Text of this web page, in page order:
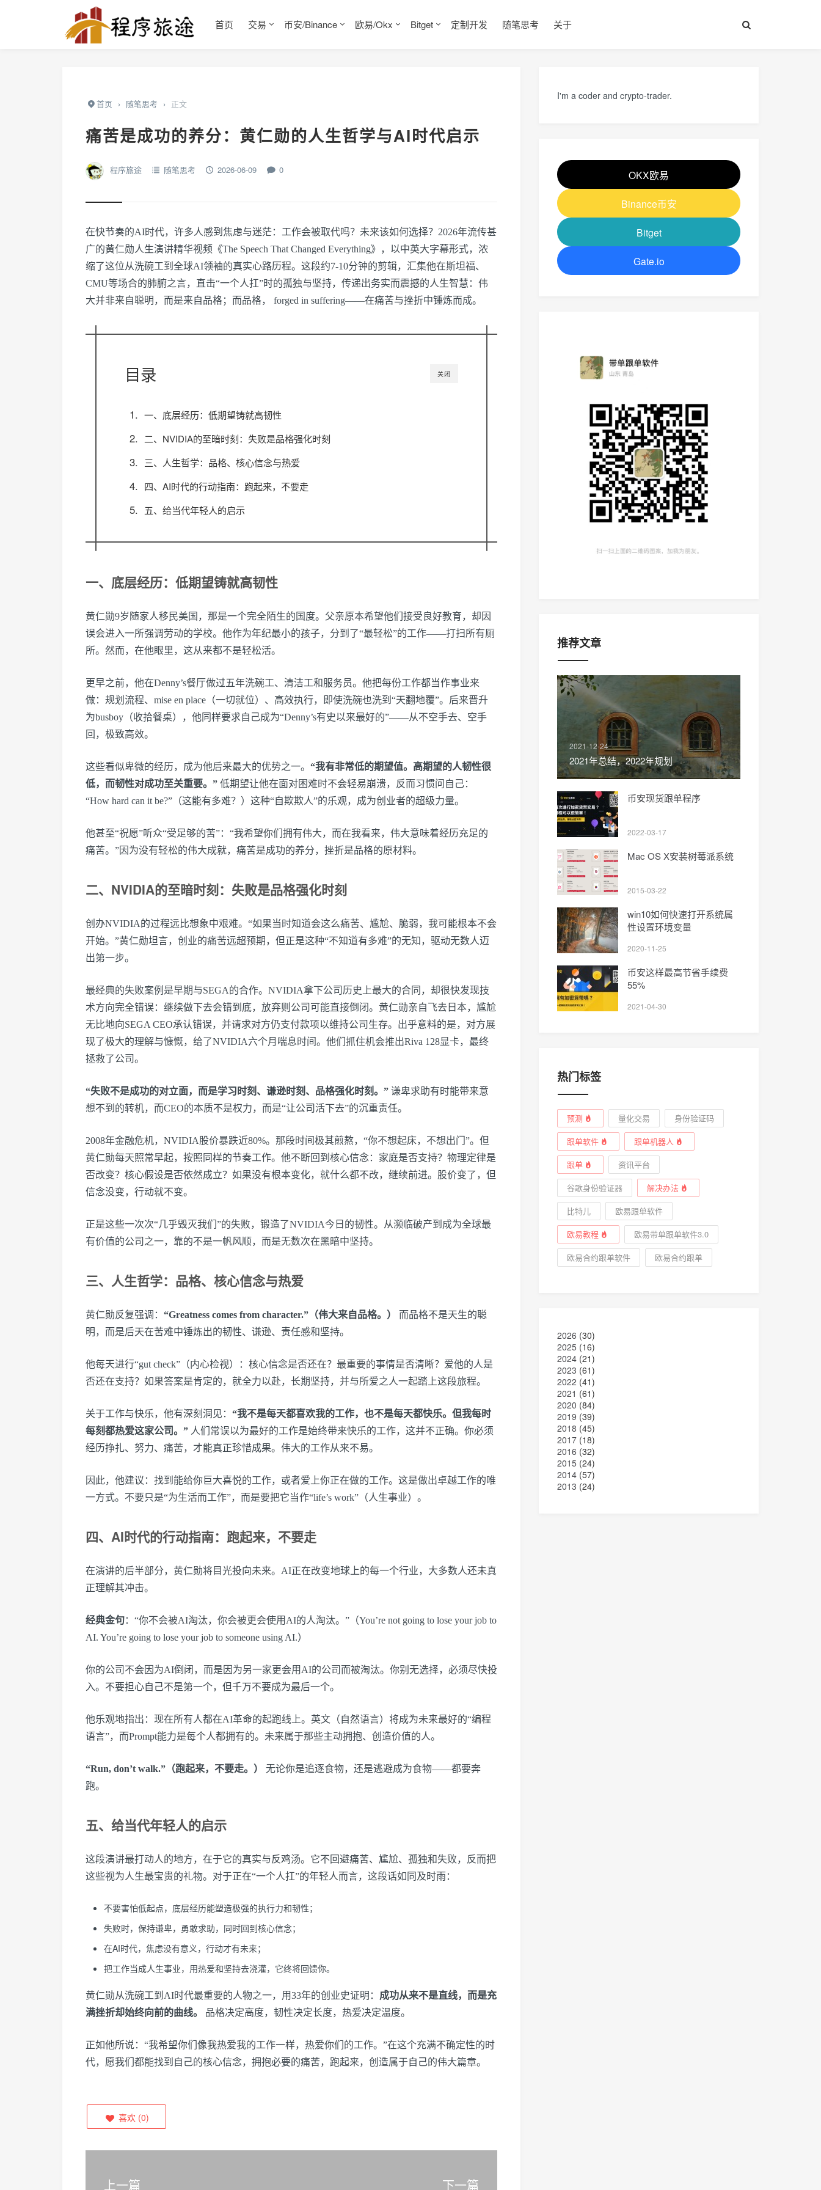
首页 交易 币安/Binance 欧易/Okx Bitget 定制开发 随笔思考 关于
首页 › 随笔思考 › 正文
痛苦是成功的养分：黄仁勋的人生哲学与AI时代启示
程序旅途 随笔思考 2026-06-09 0
在快节奏的AI时代，许多人感到焦虑与迷茫：工作会被取代吗？未来该如何选择？2026年流传甚
广的黄仁勋人生演讲精华视频《The Speech That Changed Everything》，以中英大字幕形式，浓
缩了这位从洗碗工到全球AI领袖的真实心路历程。这段约7-10分钟的剪辑，汇集他在斯坦福、
CMU等场合的肺腑之言，直击“一个人扛”时的孤独与坚持，传递出务实而震撼的人生智慧：伟
大并非来自聪明，而是来自品格；而品格， forged in suffering——在痛苦与挫折中锤炼而成。
关闭
目录
一、底层经历：低期望铸就高韧性
二、NVIDIA的至暗时刻：失败是品格强化时刻
三、人生哲学：品格、核心信念与热爱
四、AI时代的行动指南：跑起来，不要走
五、给当代年轻人的启示
一、底层经历：低期望铸就高韧性
黄仁勋9岁随家人移民美国，那是一个完全陌生的国度。父亲原本希望他们接受良好教育，却因
误会进入一所强调劳动的学校。他作为年纪最小的孩子，分到了“最轻松”的工作——打扫所有厕
所。然而，在他眼里，这从来都不是轻松活。
更早之前，他在Denny’s餐厅做过五年洗碗工、清洁工和服务员。他把每份工作都当作事业来
做：规划流程、mise en place（一切就位）、高效执行，即使洗碗也洗到“天翻地覆”。后来晋升
为busboy（收拾餐桌），他同样要求自己成为“Denny’s有史以来最好的”——从不空手去、空手
回，极致高效。
这些看似卑微的经历，成为他后来最大的优势之一。 “我有非常低的期望值。高期望的人韧性很
低，而韧性对成功至关重要。” 低期望让他在面对困难时不会轻易崩溃，反而习惯问自己：
“How hard can it be?”（这能有多难？）这种“自欺欺人”的乐观，成为创业者的超级力量。
他甚至“祝愿”听众“受足够的苦”：“我希望你们拥有伟大，而在我看来，伟大意味着经历充足的
痛苦。”因为没有轻松的伟大成就，痛苦是成功的养分，挫折是品格的原材料。
二、NVIDIA的至暗时刻：失败是品格强化时刻
创办NVIDIA的过程远比想象中艰难。“如果当时知道会这么痛苦、尴尬、脆弱，我可能根本不会
开始。”黄仁勋坦言，创业的痛苦远超预期，但正是这种“不知道有多难”的无知，驱动无数人迈
出第一步。
最经典的失败案例是早期与SEGA的合作。NVIDIA拿下公司历史上最大的合同，却很快发现技
术方向完全错误：继续做下去会错到底，放弃则公司可能直接倒闭。黄仁勋亲自飞去日本，尴尬
无比地向SEGA CEO承认错误，并请求对方仍支付款项以维持公司生存。出乎意料的是，对方展
现了极大的理解与慷慨，给了NVIDIA六个月喘息时间。他们抓住机会推出Riva 128显卡，最终
拯救了公司。
“失败不是成功的对立面，而是学习时刻、谦逊时刻、品格强化时刻。” 谦卑求助有时能带来意
想不到的转机，而CEO的本质不是权力，而是“让公司活下去”的沉重责任。
2008年金融危机，NVIDIA股价暴跌近80%。那段时间极其煎熬，“你不想起床，不想出门”。但
黄仁勋每天照常早起，按照同样的节奏工作。他不断回到核心信念：家庭是否支持？物理定律是
否改变？核心假设是否依然成立？如果没有根本变化，就什么都不改，继续前进。股价变了，但
信念没变，行动就不变。
正是这些一次次“几乎毁灭我们”的失败，锻造了NVIDIA今日的韧性。从濒临破产到成为全球最
有价值的公司之一，靠的不是一帆风顺，而是无数次在黑暗中坚持。
三、人生哲学：品格、核心信念与热爱
黄仁勋反复强调： “Greatness comes from character.”（伟大来自品格。）
而品格不是天生的聪
明，而是后天在苦难中锤炼出的韧性、谦逊、责任感和坚持。
他每天进行“gut check”（内心检视）：核心信念是否还在？最重要的事情是否清晰？爱他的人是
否还在支持？如果答案是肯定的，就全力以赴，长期坚持，并与所爱之人一起踏上这段旅程。
关于工作与快乐，他有深刻洞见： “我不是每天都喜欢我的工作，也不是每天都快乐。但我每时
每刻都热爱这家公司。” 人们常误以为最好的工作是始终带来快乐的工作，这并不正确。你必须
经历挣扎、努力、痛苦，才能真正珍惜成果。伟大的工作从来不易。
因此，他建议：找到能给你巨大喜悦的工作，或者爱上你正在做的工作。这是做出卓越工作的唯
一方式。不要只是“为生活而工作”，而是要把它当作“life’s work”（人生事业）。
四、AI时代的行动指南：跑起来，不要走
在演讲的后半部分，黄仁勋将目光投向未来。AI正在改变地球上的每一个行业，大多数人还未真
正理解其冲击。
经典金句：“你不会被AI淘汰，你会被更会使用AI的人淘汰。”（You’re not going to lose your job to
AI. You’re going to lose your job to someone using AI.）
你的公司不会因为AI倒闭，而是因为另一家更会用AI的公司而被淘汰。你别无选择，必须尽快投
入。不要担心自己不是第一个，但千万不要成为最后一个。
他乐观地指出：现在所有人都在AI革命的起跑线上。英文（自然语言）将成为未来最好的“编程
语言”，而Prompt能力是每个人都拥有的。未来属于那些主动拥抱、创造价值的人。
“Run, don’t walk.”（跑起来，不要走。）
无论你是追逐食物，还是逃避成为食物——都要奔
跑。
五、给当代年轻人的启示
这段演讲最打动人的地方，在于它的真实与反鸡汤。它不回避痛苦、尴尬、孤独和失败，反而把
这些视为人生最宝贵的礼物。对于正在“一个人扛”的年轻人而言，这段话如同及时雨：
不要害怕低起点，底层经历能塑造极强的执行力和韧性；
失败时，保持谦卑，勇敢求助，同时回到核心信念；
在AI时代，焦虑没有意义，行动才有未来；
把工作当成人生事业，用热爱和坚持去浇灌，它终将回馈你。
黄仁勋从洗碗工到AI时代最重要的人物之一，用33年的创业史证明： 成功从来不是直线，而是充
满挫折却始终向前的曲线。
品格决定高度，韧性决定长度，热爱决定温度。
正如他所说：“我希望你们像我热爱我的工作一样，热爱你们的工作。”在这个充满不确定性的时
代，愿我们都能找到自己的核心信念，拥抱必要的痛苦，跑起来，创造属于自己的伟大篇章。
喜欢 (0)
上一篇 下一篇
I'm a coder and crypto-trader.
OKX欧易
Binance币安
Bitget
Gate.io
推荐文章
2021-12-24
2021年总结，2022年规划
币安现货跟单程序
2022-03-17
Mac OS X安装树莓派系统
2015-03-22
win10如何快速打开系统属
性设置环境变量
2020-11-25
币安这样最高节省手续费
55%
2021-04-30
热门标签
预测 量化交易
身份验证码
跟单软件
跟单机器人
跟单
资讯平台
谷歌身份验证器
解决办法
比特儿
欧易跟单软件
欧易教程
欧易带单跟单软件3.0
欧易合约跟单软件
欧易合约跟单
2026 (30)
2025 (16)
2024 (21)
2023 (61)
2022 (41)
2021 (61)
2020 (84)
2019 (39)
2018 (45)
2017 (18)
2016 (32)
2015 (24)
2014 (57)
2013 (24)